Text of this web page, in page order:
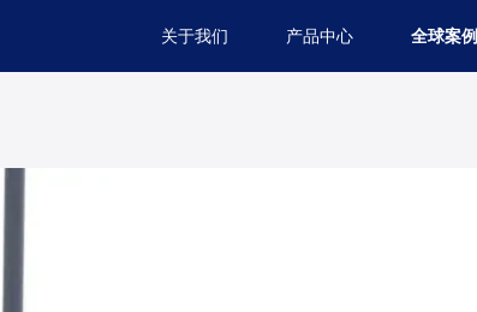
关于我们 产品中心 全球案例